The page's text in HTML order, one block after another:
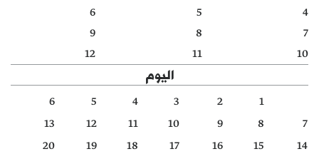
دفاتر
الأرشيف
4
5
6
7
8
9
10
11
12
اليوم
1
2
3
4
5
6
7
8
9
10
11
12
13
14
15
16
17
18
19
20